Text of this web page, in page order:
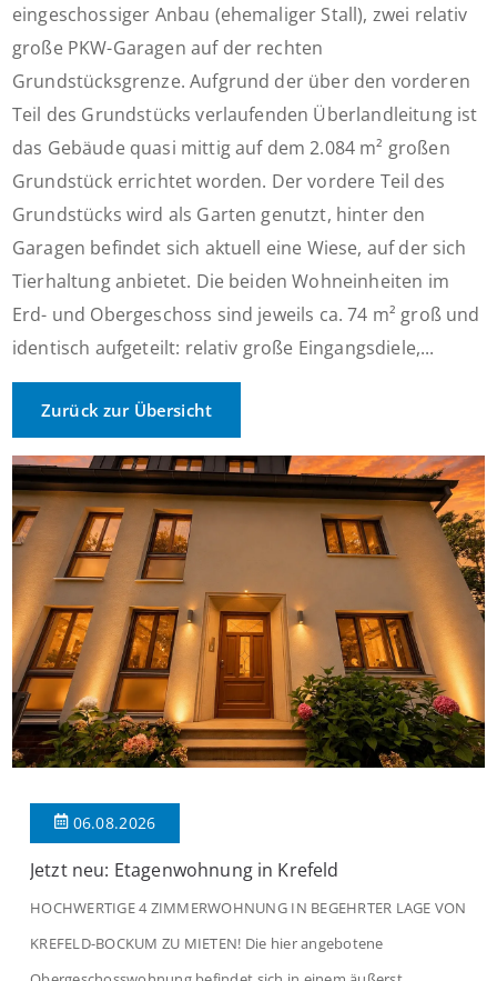
eingeschossiger Anbau (ehemaliger Stall), zwei relativ
große PKW-Garagen auf der rechten
Grundstücksgrenze. Aufgrund der über den vorderen
Teil des Grundstücks verlaufenden Überlandleitung ist
das Gebäude quasi mittig auf dem 2.084 m² großen
Grundstück errichtet worden. Der vordere Teil des
Grundstücks wird als Garten genutzt, hinter den
Garagen befindet sich aktuell eine Wiese, auf der sich
Tierhaltung anbietet. Die beiden Wohneinheiten im
Erd- und Obergeschoss sind jeweils ca. 74 m² groß und
identisch aufgeteilt: relativ große Eingangsdiele,...
Zurück zur Übersicht
06.08.2026
Jetzt neu: Etagenwohnung in Krefeld
HOCHWERTIGE 4 ZIMMERWOHNUNG IN BEGEHRTER LAGE VON
KREFELD-BOCKUM ZU MIETEN! Die hier angebotene